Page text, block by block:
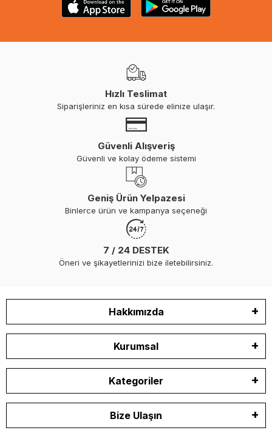
Hızlı Teslimat
Siparişleriniz en kısa sürede elinize ulaşır.
Güvenli Alışveriş
Güvenli ve kolay ödeme sistemi
Geniş Ürün Yelpazesi
Binlerce ürün ve kampanya seçeneği
7 / 24 DESTEK
Öneri ve şikayetlerinizi bize iletebilirsiniz.
Hakkımızda
Kurumsal
Kategoriler
Bize Ulaşın